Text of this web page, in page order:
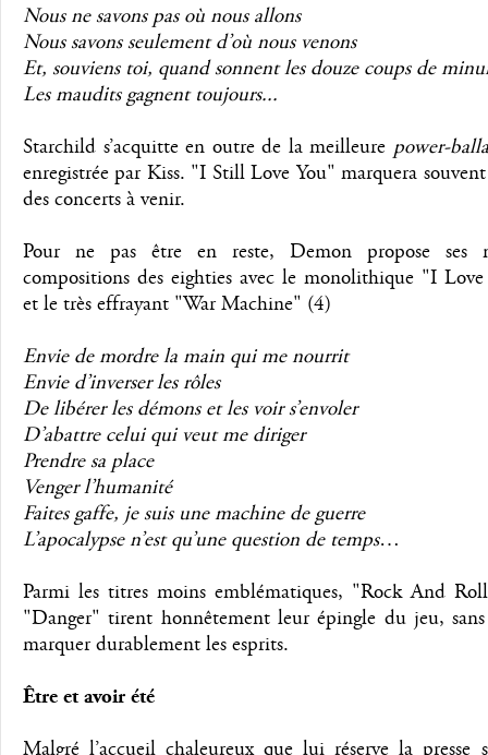
Nous ne savons pas où nous allons
Nous savons seulement d’où nous venons
Et, souviens toi, quand sonnent les douze coups de
Les maudits gagnent toujours...
Starchild s’acquitte en outre de la meilleure power-
enregistrée par Kiss. "I Still Love You" marquera
des concerts à venir.
Pour ne pas être en reste, Demon propose ses
compositions des eighties avec le monolithique "I
et le très effrayant "War Machine" (4)
Envie de mordre la main qui me nourrit
Envie d’inverser les rôles
De libérer les démons et les voir s’envoler
D’abattre celui qui veut me diriger
Prendre sa place
Venger l’humanité
Faites gaffe, je suis une machine de guerre
L’apocalypse n’est qu’une question de temps…
Parmi les titres moins emblématiques, "Rock And
"Danger" tirent honnêtement leur épingle du jeu,
marquer durablement les esprits.
Être et avoir été
Malgré l’accueil chaleureux que lui réserve la presse